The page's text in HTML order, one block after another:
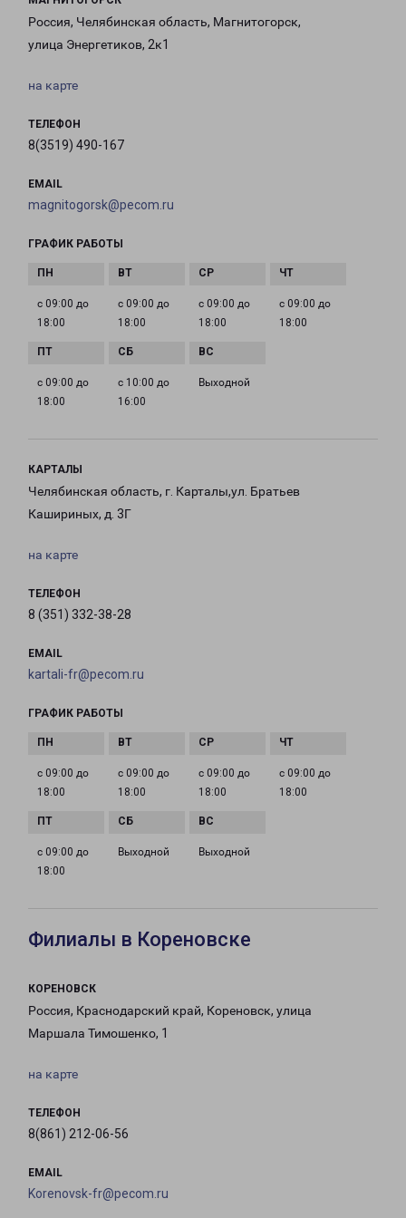
Россия, Челябинская область, Магнитогорск,
улица Энергетиков, 2к1
на карте
ТЕЛЕФОН
8(3519) 490-167
EMAIL
magnitogorsk@pecom.ru
ГРАФИК РАБОТЫ
с 09:00 до
18:00
с 09:00 до
18:00
с 09:00 до
18:00
с 09:00 до
18:00
с 09:00 до
18:00
с 10:00 до
16:00
Выходной
КАРТАЛЫ
Челябинская область, г. Карталы,ул. Братьев
Кашириных, д. 3Г
на карте
ТЕЛЕФОН
8 (351) 332-38-28
EMAIL
kartali-fr@pecom.ru
ГРАФИК РАБОТЫ
с 09:00 до
18:00
с 09:00 до
18:00
с 09:00 до
18:00
с 09:00 до
18:00
с 09:00 до
18:00
Выходной Выходной
Филиалы в Кореновске
КОРЕНОВСК
Россия, Краснодарский край, Кореновск, улица
Маршала Тимошенко, 1
на карте
ТЕЛЕФОН
8(861) 212-06-56
EMAIL
Korenovsk-fr@pecom.ru